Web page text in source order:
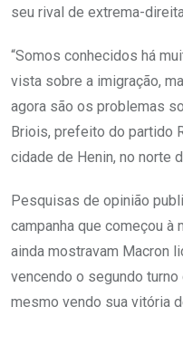
seu rival de extrema-
“Somos conhecidos há
vista sobre a imigração,
agora são os problemas
Briois, prefeito do partido
cidade de Henin, no norte
Pesquisas de opinião
campanha que começou
ainda mostravam Macron
vencendo o segundo
mesmo vendo sua vitória